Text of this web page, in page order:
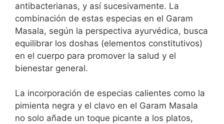
antibacterianas, y así sucesivamente. La
combinación de estas especias en el Garam
Masala, según la perspectiva ayurvédica, busca
equilibrar los doshas (elementos constitutivos)
en el cuerpo para promover la salud y el
bienestar general.
La incorporación de especias calientes como la
pimienta negra y el clavo en el Garam Masala
no solo añade un toque picante a los platos,